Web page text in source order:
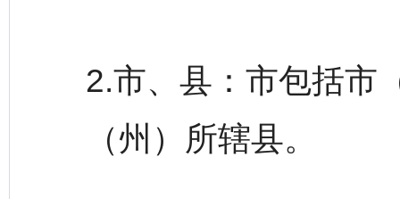
2.市、县：市包括市
（州）所辖县。